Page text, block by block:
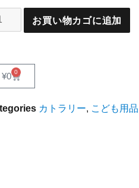
お買い物カゴに追加
¥0 0
カトラリー, こども用品